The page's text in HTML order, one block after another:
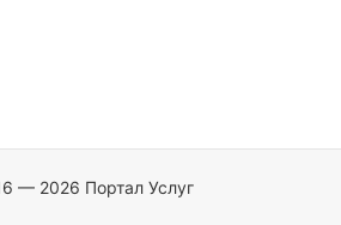
— 2026 Портал Услуг